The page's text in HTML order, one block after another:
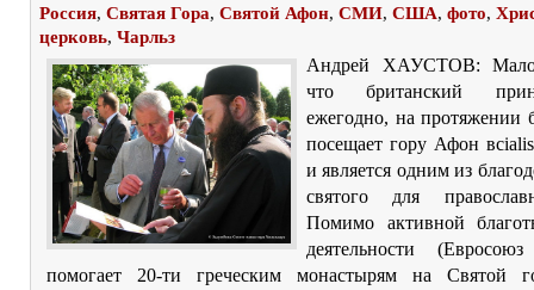
Россия, Святая Гора, Святой Афон, СМИ, США, фото,
церковь, Чарльз
Андрей ХАУСТОВ: Мало
что британский
ежегодно, на протяжении
посещает гору Афон
и является одним из
святого для
Помимо активной
деятельности
помогает 20-ти греческим монастырям на Святой